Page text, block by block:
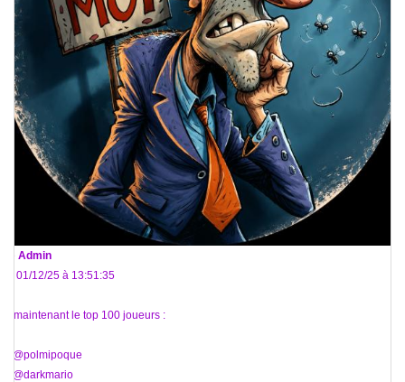
Admin
Le 01/12/25 à 13:51:35
Et maintenant le top 100 joueurs :
1. @polmipoque
2. @darkmario